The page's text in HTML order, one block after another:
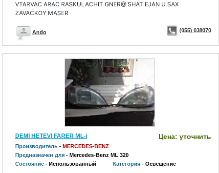
VTARVAC ARAC RASKULACHIT.GNER@ SHAT EJAN U SAX
ZAVACKOY MASER
Ando (055) 038070
DEMI HETEVI FARER ML-i Цена: уточнить
Производитель - MERCEDES-BENZ
Предназначен для - Mercedes-Benz ML 320
Состояние - Использованный Категория - Освещение